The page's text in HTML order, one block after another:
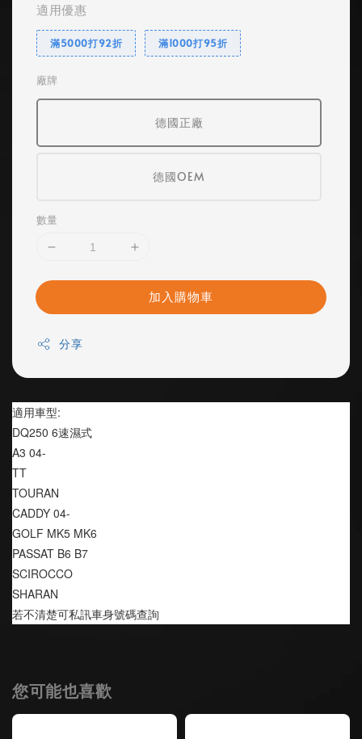
適用優惠
滿5000打92折 滿1000打95折
廠牌
德國正廠
德國OEM
數量
加入購物車
分享
適用車型:
DQ250 6速濕式
A3 04-
TT
TOURAN
CADDY 04-
GOLF MK5 MK6
PASSAT B6 B7
SCIROCCO
SHARAN
若不清楚可私訊車身號碼查詢
您可能也喜歡